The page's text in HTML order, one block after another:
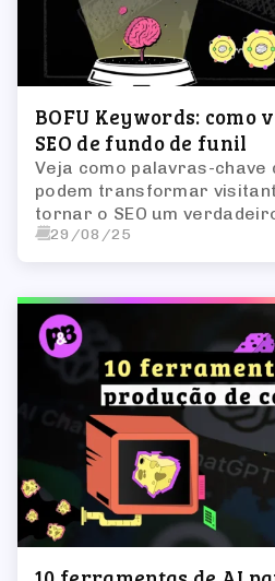
BOFU Keywords: como
SEO de fundo de funil
Veja como palavras-chave
podem transformar
tornar o SEO um
previsível
29/08/25